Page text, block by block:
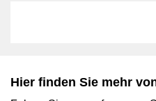
Hier finden Sie mehr